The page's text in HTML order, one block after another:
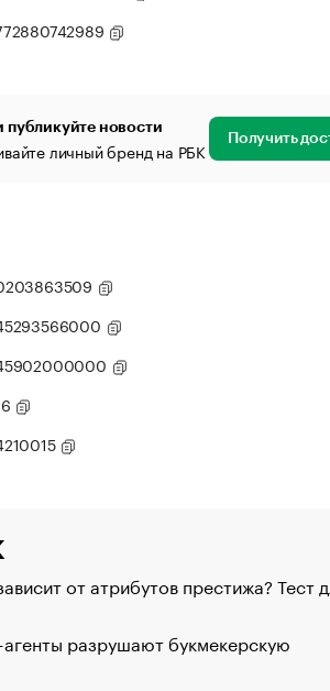
публикуйте новости
личный бренд на РБК Получить
от атрибутов престижа? Тест
разрушают букмекерскую